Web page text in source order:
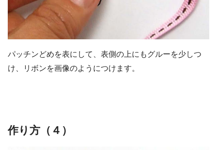
パッチンどめを表にして、表側の上にもグルーを少しつ
け、リボンを画像のようにつけます。
作り方（４）